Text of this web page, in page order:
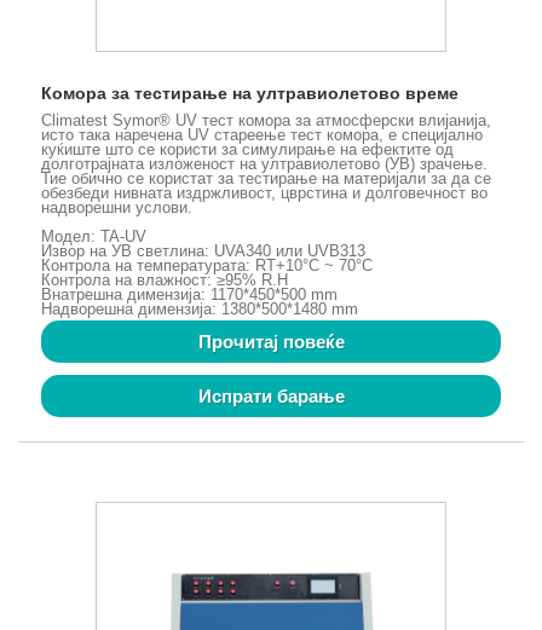
Комора за тестирање на ултравиолетово време
Climatest Symor® UV тест комора за атмосферски влијанија,
исто така наречена UV стареење тест комора, е специјално
куќиште што се користи за симулирање на ефектите од
долготрајната изложеност на ултравиолетово (УВ) зрачење.
Тие обично се користат за тестирање на материјали за да се
обезбеди нивната издржливост, цврстина и долговечност во
надворешни услови.
Модел: TA-UV
Извор на УВ светлина: UVA340 или UVB313
Контрола на температурата: RT+10°C ~ 70°C
Контрола на влажност: ≥95% R.H
Внатрешна димензија: 1170*450*500 mm
Надворешна димензија: 1380*500*1480 mm
Прочитај повеќе
Испрати барање